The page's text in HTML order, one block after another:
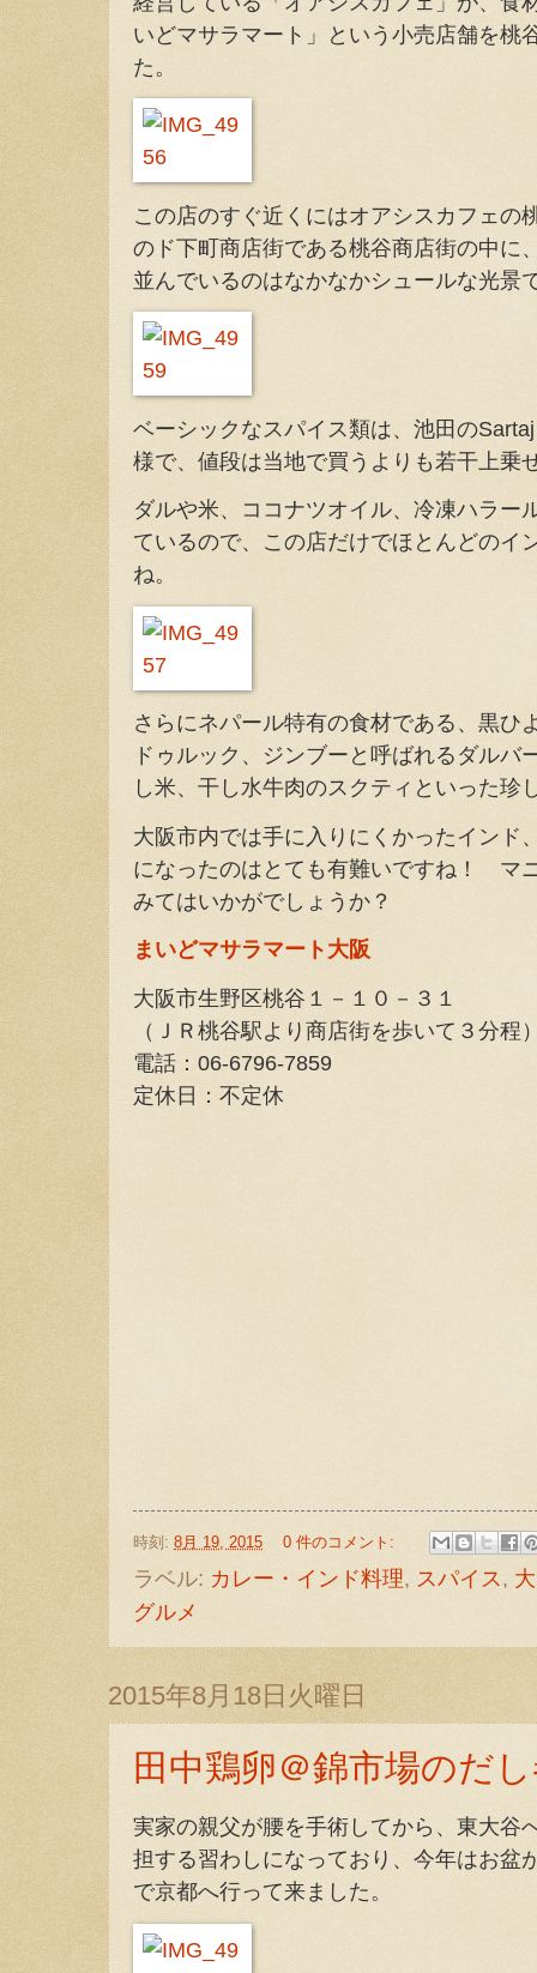
いどマサラマート」という小売店舗を桃
た。
この店のすぐ近くにはオアシスカフェの
のド下町商店街である桃谷商店街の中に
並んでいるのはなかなかシュールな光景
ベーシックなスパイス類は、池田の
様で、値段は当地で買うよりも若干上乗
ダルや米、ココナツオイル、冷凍ハラー
ているので、この店だけでほとんどのイ
ね。
さらにネパール特有の食材である、黒ひ
ドゥルック、ジンブーと呼ばれるダルバ
し米、干し水牛肉のスクティといった珍
大阪市内では手に入りにくかったインド
になったのはとても有難いですね！ マ
みてはいかがでしょうか？
まいどマサラマート大阪
大阪市生野区桃谷１－１０－３１
（ＪＲ桃谷駅より商店街を歩いて３分程
電話：06-6796-7859
定休日：不定休
時刻: 8月 19, 2015 0 件のコメント:
ラベル: カレー・インド料理, スパイス,
グルメ
2015年8月18日火曜日
田中鶏卵＠錦市場のだ
実家の親父が腰を手術してから、東大谷
担する習わしになっており、今年はお盆
で京都へ行って来ました。